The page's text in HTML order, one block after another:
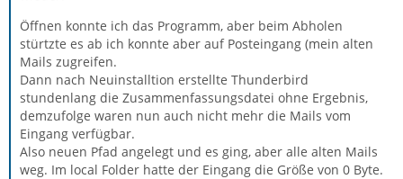
Öffnen konnte ich das Programm, aber beim Abholen
stürtzte es ab ich konnte aber auf Posteingang (mein alten
Mails zugreifen.
Dann nach Neuinstalltion erstellte Thunderbird
stundenlang die Zusammenfassungsdatei ohne Ergebnis,
demzufolge waren nun auch nicht mehr die Mails vom
Eingang verfügbar.
Also neuen Pfad angelegt und es ging, aber alle alten Mails
weg. Im local Folder hatte der Eingang die Größe von 0 Byte.